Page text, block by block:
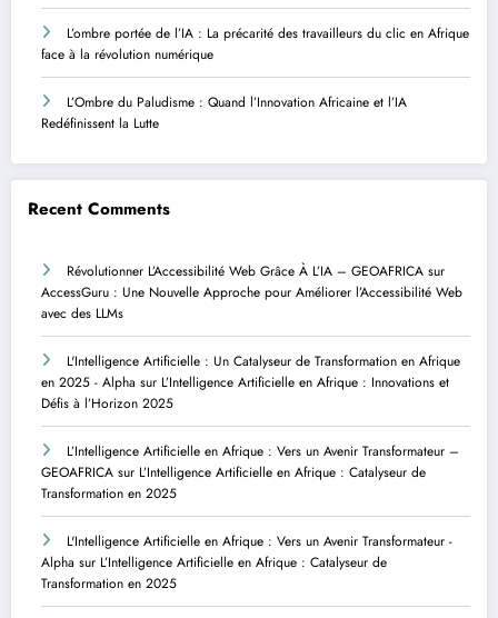
L’ombre portée de l’IA : La précarité des travailleurs du clic en Afrique
face à la révolution numérique
L’Ombre du Paludisme : Quand l’Innovation Africaine et l’IA
Redéfinissent la Lutte
Recent Comments
Révolutionner L’Accessibilité Web Grâce À L’IA – GEOAFRICA sur
AccessGuru : Une Nouvelle Approche pour Améliorer l’Accessibilité Web
avec des LLMs
L'Intelligence Artificielle : Un Catalyseur de Transformation en Afrique
en 2025 - Alpha sur L’Intelligence Artificielle en Afrique : Innovations et
Défis à l’Horizon 2025
L’Intelligence Artificielle en Afrique : Vers un Avenir Transformateur –
GEOAFRICA sur L’Intelligence Artificielle en Afrique : Catalyseur de
Transformation en 2025
L'Intelligence Artificielle en Afrique : Vers un Avenir Transformateur -
Alpha sur L’Intelligence Artificielle en Afrique : Catalyseur de
Transformation en 2025